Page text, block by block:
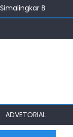
B
ADVETORIAL